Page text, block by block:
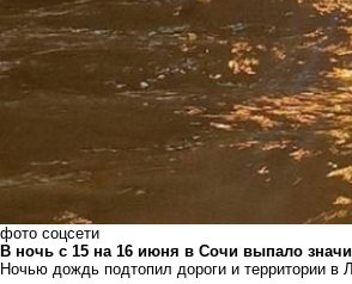
фото соцсети
В ночь с 15 на 16 июня в Сочи выпало
Ночью дождь подтопил дороги и территории в